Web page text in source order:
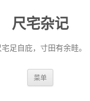
尺宅杂记
宅足自庇，寸田有余畦。
菜单